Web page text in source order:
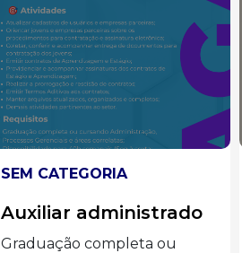
SEM CATEGORIA
Vendedora
📢 Estamos contratando: